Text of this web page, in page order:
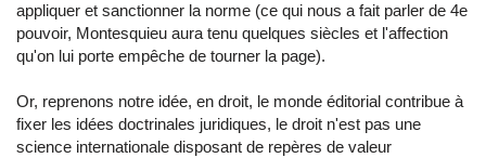
appliquer et sanctionner la norme (ce qui nous a fait parler de 4e
pouvoir, Montesquieu aura tenu quelques siècles et l'affection
qu'on lui porte empêche de tourner la page).
Or, reprenons notre idée, en droit, le monde éditorial contribue à
fixer les idées doctrinales juridiques, le droit n'est pas une
science internationale disposant de repères de valeur